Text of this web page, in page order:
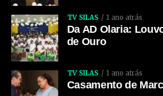
TV SILAS 1 ano atrás
Da AD Olaria:
de Ouro
TV SILAS 1 ano atrás
Casamento de